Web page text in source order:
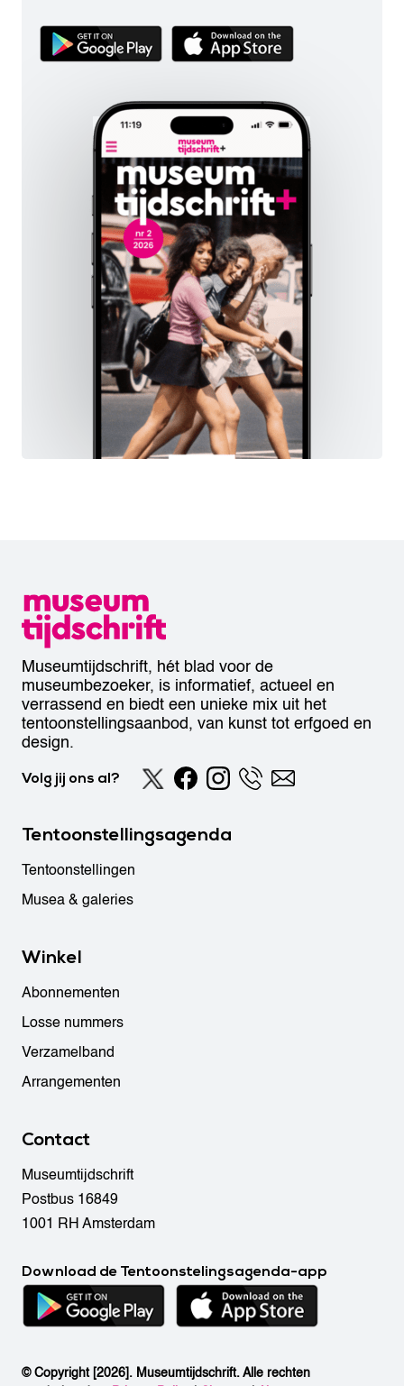
Museumtijdschrift, hét blad voor de
museumbezoeker, is informatief, actueel en
verrassend en biedt een unieke mix uit het
tentoonstellingsaanbod, van kunst tot erfgoed en
design.
Volg jij ons al?
Tentoonstellingsagenda
Tentoonstellingen
Musea & galeries
Winkel
Abonnementen
Losse nummers
Verzamelband
Arrangementen
Contact
Museumtijdschrift
Postbus 16849
1001 RH Amsterdam
Download de Tentoonstelingsagenda-app
© Copyright [2026]. Museumtijdschrift. Alle rechten